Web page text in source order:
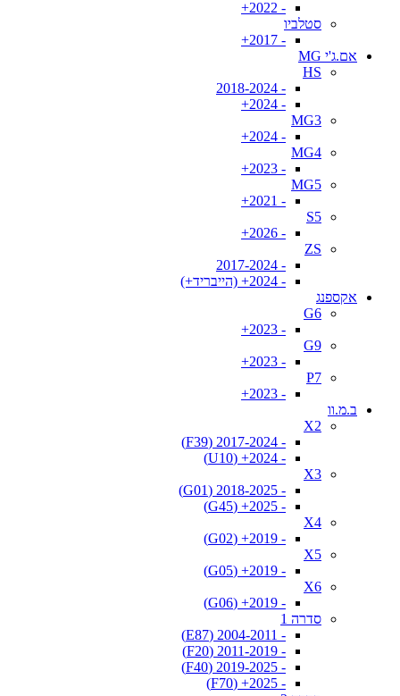
- 2022+
סטלביו
- 2017+
אם.ג'י MG
HS
- 2018-2024
- 2024+
MG3
- 2024+
MG4
- 2023+
MG5
- 2021+
S5
- 2026+
ZS
- 2017-2024
- 2024+ (הייבריד+)
אקספנג
G6
- 2023+
G9
- 2023+
P7
- 2023+
ב.מ.וו
X2
- 2017-2024 (F39)
- 2024+ (U10)
X3
- 2018-2025 (G01)
- 2025+ (G45)
X4
- 2019+ (G02)
X5
- 2019+ (G05)
X6
- 2019+ (G06)
סדרה 1
- 2004-2011 (E87)
- 2011-2019 (F20)
- 2019-2025 (F40)
- 2025+ (F70)